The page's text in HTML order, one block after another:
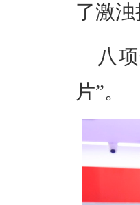
了激浊
八
片”。